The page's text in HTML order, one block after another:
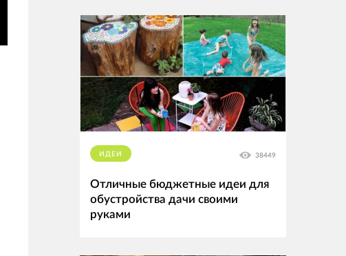
ИДЕИ 38449
Отличные бюджетные идеи для
обустройства дачи своими
руками